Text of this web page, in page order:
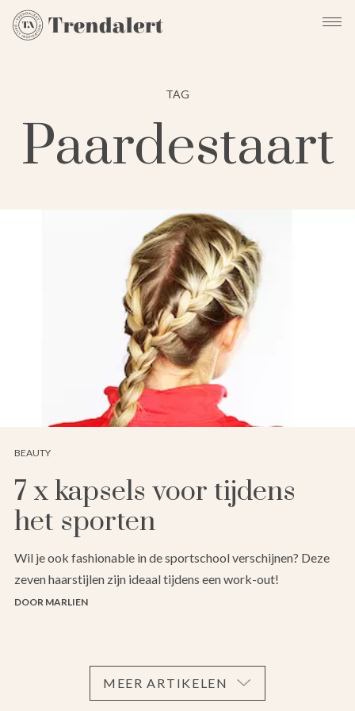
TAG
Paardestaart
BEAUTY
7 x kapsels voor tijdens
het sporten
Wil je ook fashionable in de sportschool verschijnen? Deze
zeven haarstijlen zijn ideaal tijdens een work-out!
DOOR MARLIEN
MEER ARTIKELEN